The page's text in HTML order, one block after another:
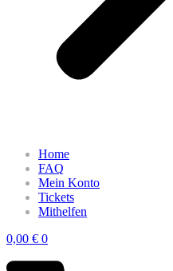
Home
FAQ
Mein Konto
Tickets
Mithelfen
0,00 € 0